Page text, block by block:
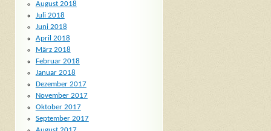
August 2018
Juli 2018
Juni 2018
April 2018
März 2018
Februar 2018
Januar 2018
Dezember 2017
November 2017
Oktober 2017
September 2017